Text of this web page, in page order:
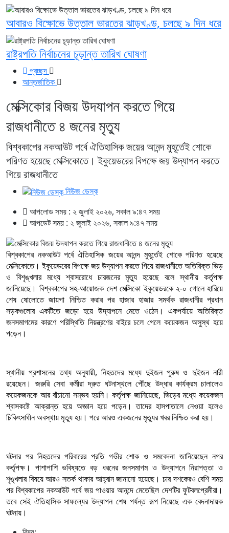
প্রচ্ছদ
আন্তর্জাতিক
মেক্সিকোর বিজয় উদযাপন করতে গিয়ে
রাজধানীতে ৪ জনের মৃত্যু
বিশ্বকাপের নকআউট পর্বে ঐতিহাসিক জয়ের আনন্দ মুহূর্তেই শোকে
পরিণত হয়েছে মেক্সিকোতে। ইকুয়েডরের বিপক্ষে জয় উদ্‌যাপন করতে
গিয়ে রাজধানীতে
নিউজ ডেস্ক
আপলোড সময় : ২ জুলাই ২০২৬, সকাল ৯:৪৭ সময়
আপডেট সময় : ২ জুলাই ২০২৬, সকাল ৯:৪৭ সময়
বিশ্বকাপের নকআউট পর্বে ঐতিহাসিক জয়ের আনন্দ মুহূর্তেই শোকে পরিণত হয়েছে
মেক্সিকোতে। ইকুয়েডরের বিপক্ষে জয় উদ্‌যাপন করতে গিয়ে রাজধানীতে অতিরিক্ত ভিড়
ও বিশৃঙ্খলার মধ্যে শ্বাসরোধে চারজনের মৃত্যু হয়েছে বলে স্থানীয় কর্তৃপক্ষ
জানিয়েছে। বিশ্বকাপের সহ-আয়োজক দেশ মেক্সিকো ইকুয়েডরকে ২-০ গোলে হারিয়ে
শেষ ষোলোতে জায়গা নিশ্চিত করার পর হাজার হাজার সমর্থক রাজধানীর প্রধান
সড়কগুলোর একটিতে জড়ো হয়ে উদ্‌যাপনে মেতে ওঠেন। একপর্যায়ে অতিরিক্ত
জনসমাগমের কারণে পরিস্থিতি নিয়ন্ত্রণের বাইরে চলে গেলে কয়েকজন অসুস্থ হয়ে
পড়েন।
স্থানীয় প্রশাসনের তথ্য অনুযায়ী, নিহতদের মধ্যে দুইজন পুরুষ ও দুইজন নারী
রয়েছেন। জরুরি সেবা কর্মীরা দ্রুত ঘটনাস্থলে পৌঁছে উদ্ধার কার্যক্রম চালালেও
কয়েকজনকে আর বাঁচানো সম্ভব হয়নি। কর্তৃপক্ষ জানিয়েছে, ভিড়ের মধ্যে কয়েকজন
শ্বাসকষ্টে আক্রান্ত হয়ে অজ্ঞান হয়ে পড়েন। তাদের হাসপাতালে নেওয়া হলেও
চিকিৎসাধীন অবস্থায় মৃত্যু হয়। পরে আরও একজনের মৃত্যুর খবর নিশ্চিত করা হয়।
ঘটনার পর নিহতদের পরিবারের প্রতি গভীর শোক ও সমবেদনা জানিয়েছেন নগর
কর্তৃপক্ষ। পাশাপাশি ভবিষ্যতে বড় ধরনের জনসমাগম ও উদ্‌যাপনে নিরাপত্তা ও
শৃঙ্খলার বিষয়ে আরও সতর্ক থাকার আহ্বান জানানো হয়েছে। চার দশকেরও বেশি সময়
পর বিশ্বকাপের নকআউট পর্বে জয় পাওয়ার আনন্দে মেতেছিল দেশটির ফুটবলপ্রেমীরা।
তবে সেই ঐতিহাসিক সাফল্যের উদ্‌যাপন শেষ পর্যন্ত রূপ নিয়েছে এক বেদনাদায়ক
ঘটনায়।
আবারও বিক্ষোভে উত্তাল ভারতের ঝাড়খণ্ড, চলছে ৯ দিন ধরে
রাষ্ট্রপতি নির্বাচনের চূড়ান্ত তারিখ ঘোষণা